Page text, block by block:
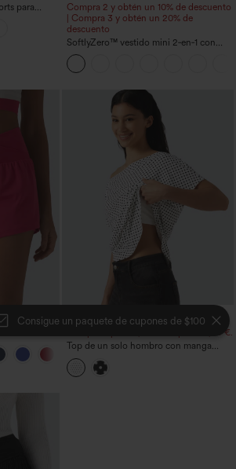
Consigue un paquete de cupones de $100
para
— talle
Compra 2 y obtén un 10% de descuento
| Compra 3 y obtén un 20% de
descuento
SoftlyZero™ vestido mini 2‑en‑1 con
escote en U aireado y bolsillos,
InstantCool, para baile y actividad —
facilísimo
2-en-1
ligeros y
€31,95 EUR €40,95 EUR
Compra 2 por 52,62 € o 4 por 105,24 €.
Top de un solo hombro con manga
corta, dobladillo curvo high‑low,
sujetador integrado y estampado de
lunares, estilo casual